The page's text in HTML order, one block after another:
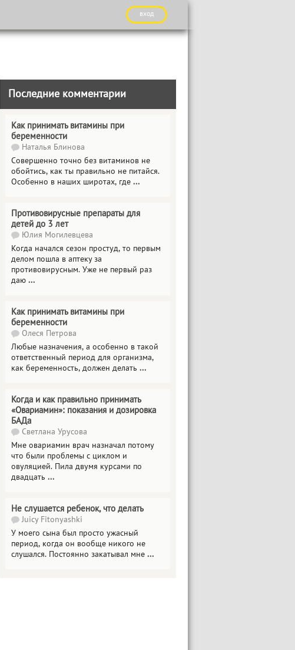
вход
Последние комментарии
Как принимать витамины при
беременности
Наталья Блинова
Совершенно точно без витаминов не
обойтись, как ты правильно не питайся.
Особенно в наших широтах, где ...
Противовирусные препараты для
детей до 3 лет
Юлия Могилевцева
Когда начался сезон простуд, то первым
делом пошла в аптеку за
противовирусным. Уже не первый раз
даю ...
Как принимать витамины при
беременности
Олеся Петрова
Любые назначения, а особенно в такой
ответственный период для организма,
как беременность, должен делать ...
Когда и как правильно принимать
«Овариамин»: показания и дозировка
БАДа
Светлана Урусова
Мне овариамин врач назначал потому
что были проблемы с циклом и
овуляцией. Пила двумя курсами по
двадцать ...
Не слушается ребенок, что делать
Juicy Fitonyashki
У моего сына был просто ужасный
период, когда он вообще никого не
слушался. Постоянно закатывал мне ...